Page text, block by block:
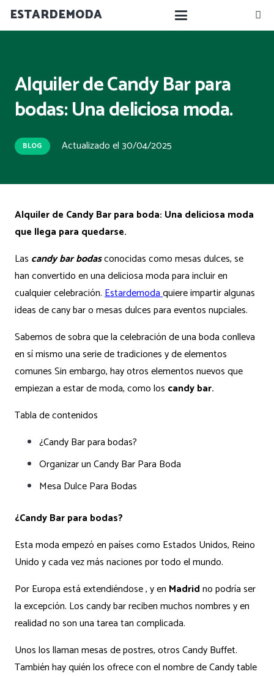
ESTARDEMODA
Alquiler de Candy Bar para
bodas: Una deliciosa moda.
BLOG Actualizado el30/04/2025
Alquiler de Candy Bar para boda: Una deliciosa moda
que llega para quedarse.
Las candy bar bodasconocidas como mesas dulces, se
han convertido en una deliciosa moda para incluir en
cualquier celebración.Estardemodaquiere impartir algunas
ideas de cany bar o mesas dulces para eventos nupciales.
Sabemos de sobra que la celebración de una boda conlleva
en sí mismo una serie de tradiciones y de elementos
comunes Sin embargo, hay otros elementos nuevos que
empiezan a estar de moda, como los candy bar.
Tabla de contenidos
¿Candy Bar para bodas?
Organizar un Candy Bar Para Boda
Mesa Dulce Para Bodas
¿Candy Bar para bodas?
Esta moda empezó en países como Estados Unidos, Reino
Unido y cada vez más naciones por todo el mundo.
Por Europa está extendiéndose , y en Madridno podría ser
la excepción. Los candy bar reciben muchos nombres y en
realidad no son una tarea tan complicada.
Unos los llaman mesas de postres, otros Candy Buffet.
También hay quién los ofrece con el nombre de Candy table